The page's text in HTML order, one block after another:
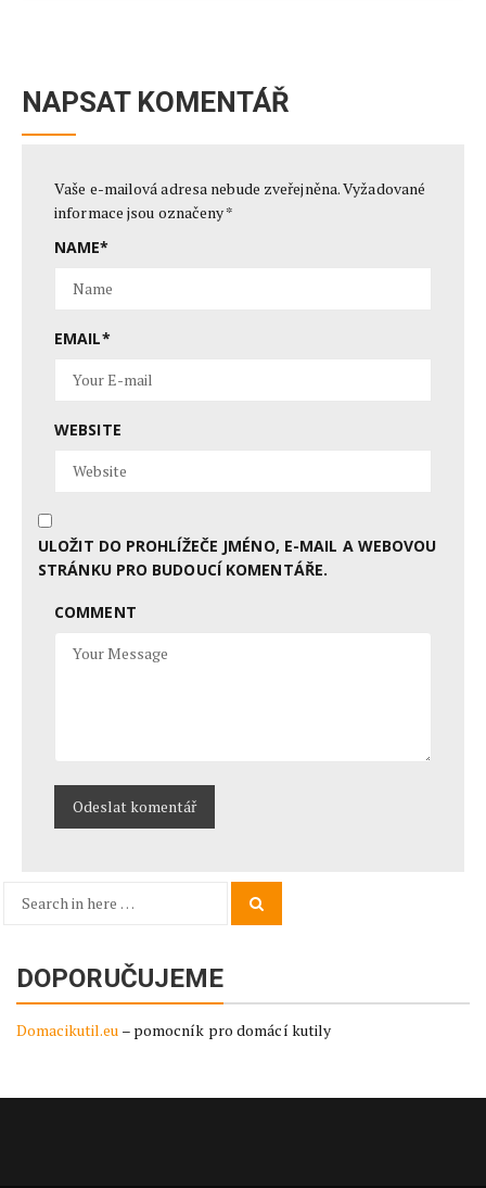
NAPSAT KOMENTÁŘ
Vaše e-mailová adresa nebude zveřejněna.Vyžadované
informace jsou označeny*
NAME*
EMAIL*
WEBSITE
ULOŽIT DO PROHLÍŽEČE JMÉNO, E-MAIL A WEBOVOU
STRÁNKU PRO BUDOUCÍ KOMENTÁŘE.
COMMENT
Search
DOPORUČUJEME
Domacikutil.eu – pomocník pro domácí kutily